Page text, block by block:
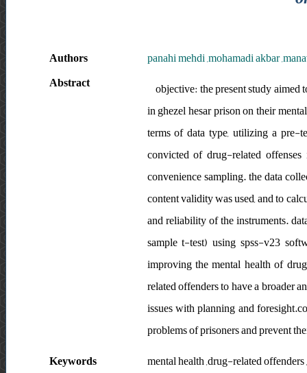
Authors
panahi mehdi ,mohamadi akbar
Abstract
objective: the present study
in ghezel hesar prison on their
terms of data type, utilizing a pre-
convicted of drug-related
convenience sampling. the data
content validity was used, and to
and reliability of the instruments.
sample t-test) using spss-v23
improving the mental health of
related offenders to have a broader
issues with planning and
problems of prisoners and prevent
Keywords
mental health ,drug-related